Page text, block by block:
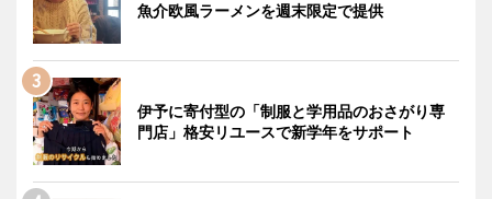
魚介欧風ラーメンを週末限定で提供
伊予に寄付型の「制服と学用品のおさがり専
門店」格安リユースで新学年をサポート